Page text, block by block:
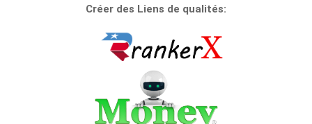
Créer des Liens de qualités: